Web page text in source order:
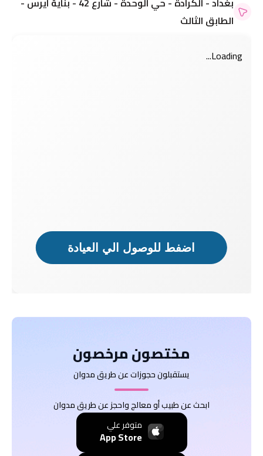
الطابق الثالث
Loading...
اضفط للوصول الي العيادة
مختصون مرخصون
يستقبلون حجوزات عن طريق مدوان
ابحث عن طبيب أو معالج واحجز عن طريق مدوان
متوفر علي
App Store